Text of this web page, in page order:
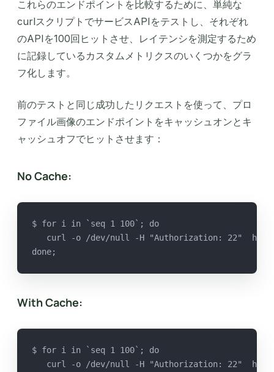
これらのエンドポイントを比較するために、単純な
curlスクリプトでサービスAPIをテストし、それぞれ
のAPIを100回ヒットさせ、レイテンシを測定するため
に記録しているカスタムメトリクスのいくつかをグラ
フ化します。
前のテストと同じ成功したリクエストを使って、プロ
ファイル画像のエンドポイントをキャッシュオンとキ
ャッシュオフでヒットさせます：
No Cache:
$ for i in `seq 1 100`; do
curl -o /dev/null -H "Authorization: 22"
done;
With Cache:
$ for i in `seq 1 100`; do
curl -o /dev/null -H "Authorization: 22"